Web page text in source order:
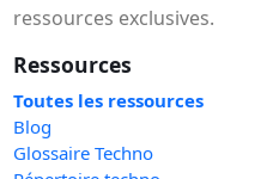
ressources exclusives.
Ressources
Toutes les ressources
Blog
Glossaire Techno